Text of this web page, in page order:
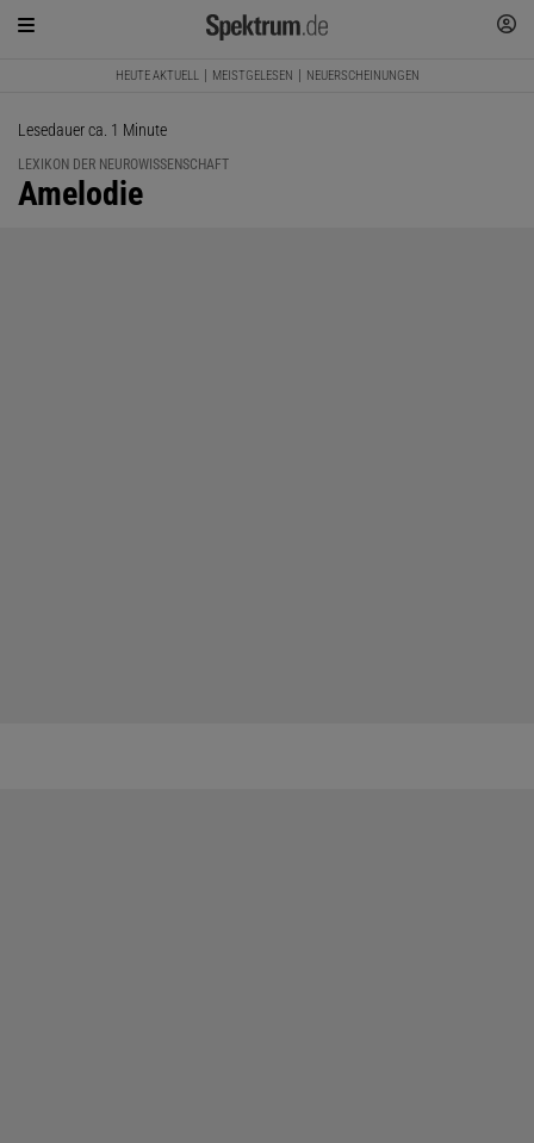
HEUTE AKTUELL MEISTGELESEN NEUERSCHEINUNGEN
Lesedauer ca. 1 Minute
LEXIKON DER NEUROWISSENSCHAFT
:
Amelodie